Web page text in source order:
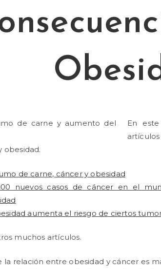
En
obesidad.
de carne, cáncer y obesidad
nuevos casos de cáncer en el
aumenta el riesgo de ciertos
muchos artículos.
la relación entre obesidad y cáncer es